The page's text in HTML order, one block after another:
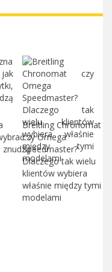
znudzą
Breitling Chronomat
czy Omega
Speedmaster?
Dlaczego tak wielu
klientów wybiera
właśnie między tymi
modelami